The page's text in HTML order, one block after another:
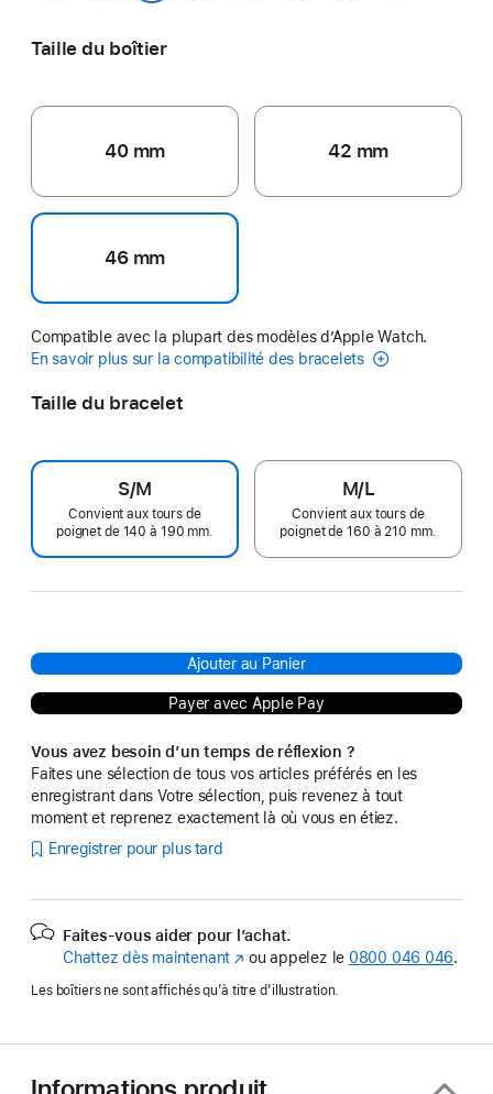
Taille du boîtier
40 mm 42 mm
46 mm
Compatible avec la plupart des modèles d’Apple Watch.
En savoir plus sur la compatibilité des bracelets
Taille du bracelet
S/M
Convient aux tours de
poignet de 140 à 190 mm.
M/L
Convient aux tours de
poignet de 160 à 210 mm.
Ajouter au Panier
Payer avec Apple Pay
Vous avez besoin d’un temps de réflexion ?
Faites une sélection de tous vos articles préférés en les
enregistrant dans Votre sélection, puis revenez à tout
moment et reprenez exactement là où vous en étiez.
Enregistrer pour plus tard
Faites-vous aider pour l’achat.
Chattez dès maintenant (s’ouvre
une
fenêtre)
ou appelez le 0800 046 046.
Les boîtiers ne sont affichés qu’à titre d’illustration.